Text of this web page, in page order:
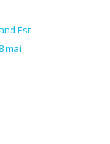
Est
mai